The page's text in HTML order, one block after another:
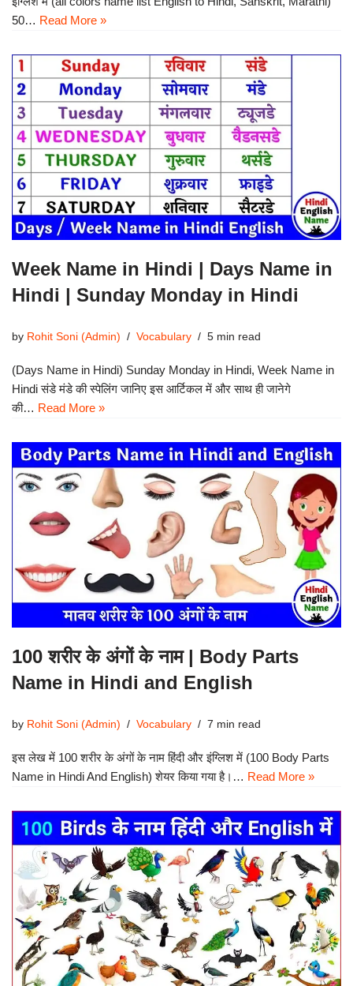
50… Read More »
Week Name in Hindi | Days Name in
Hindi | Sunday Monday in Hindi
by Rohit Soni (Admin) Vocabulary 5 min read
(Days Name in Hindi) Sunday Monday in Hindi, Week Name in
Hindi संडे मंडे की स्पेलिंग जानिए इस आर्टिकल में और साथ ही जानेगे
की… Read More »
100 शरीर के अंगों के नाम | Body Parts
Name in Hindi and English
by Rohit Soni (Admin) Vocabulary 7 min read
इस लेख में 100 शरीर के अंगों के नाम हिंदी और इंग्लिश में (100 Body Parts
Name in Hindi And English) शेयर किया गया है।… Read More »